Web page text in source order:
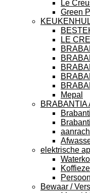
Le
Green
LE
Mepal
BRABANTIA
elektrische
Bewaar /